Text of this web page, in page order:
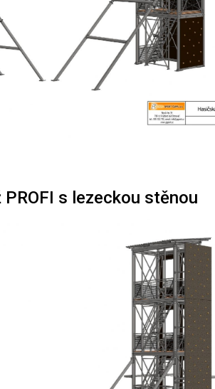
s lezeckou stěnou